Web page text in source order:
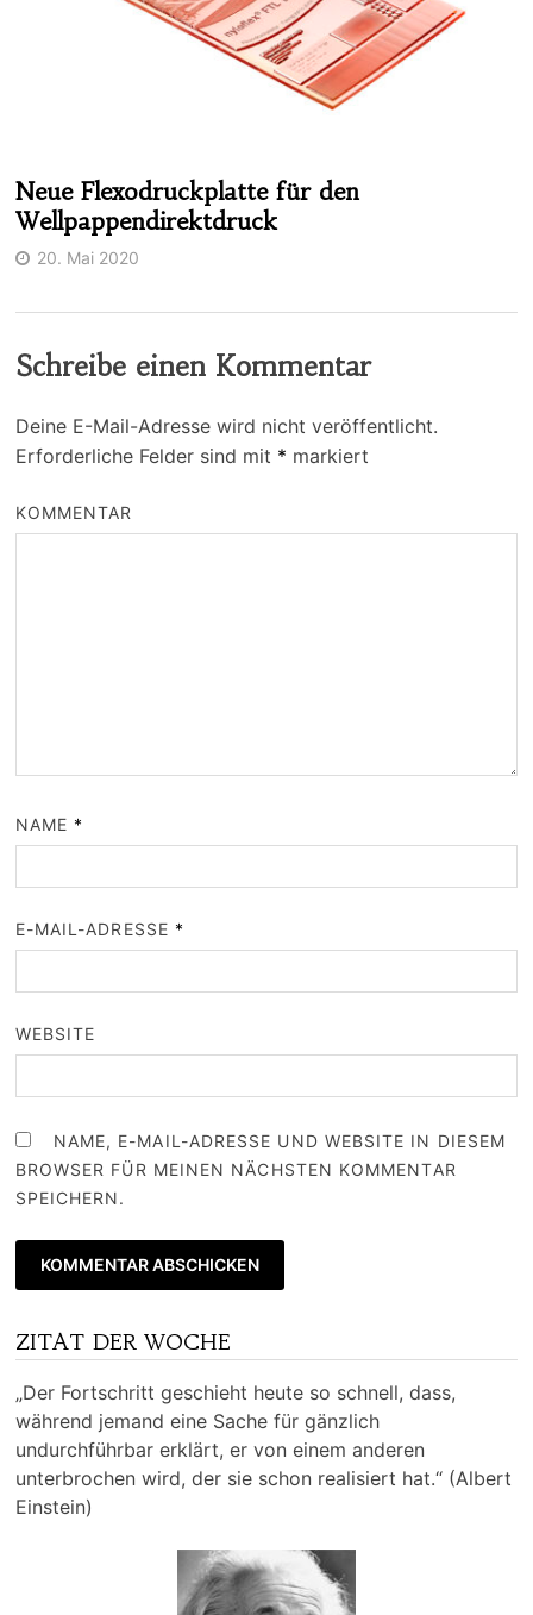
Neue Flexodruckplatte für den
Wellpappendirektdruck
20. Mai 2020
Schreibe einen Kommentar
Deine E-Mail-Adresse wird nicht veröffentlicht.
Erforderliche Felder sind mit * markiert
KOMMENTAR
NAME *
E-MAIL-ADRESSE *
WEBSITE
NAME, E-MAIL-ADRESSE UND WEBSITE IN DIESEM
BROWSER FÜR MEINEN NÄCHSTEN KOMMENTAR
SPEICHERN.
ZITAT DER WOCHE
„Der Fortschritt geschieht heute so schnell, dass,
während jemand eine Sache für gänzlich
undurchführbar erklärt, er von einem anderen
unterbrochen wird, der sie schon realisiert hat.“ (Albert
Einstein)